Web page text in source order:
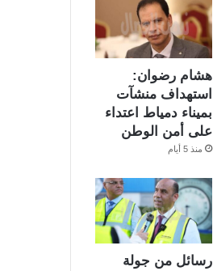
هشام رضوان:
استهداف منشآت
بميناء دمياط اعتداء
على أمن الوطن
منذ 5 أيام
رسائل من جولة